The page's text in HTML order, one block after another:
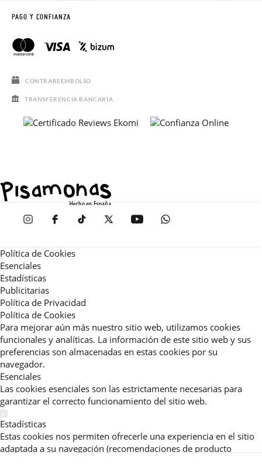
PAGO Y CONFIANZA
CONTRAREEMBOLSO
TRANSFERENCIA BANCARIA
Política de Cookies
Esenciales
Estadísticas
Publicitarias
Política de Privacidad
Política de Cookies
Para mejorar aún más nuestro sitio web, utilizamos cookies
funcionales y analíticas. La información de este sitio web y sus
preferencias son almacenadas en estas cookies por su
navegador.
Esenciales
Las cookies esenciales son las estrictamente necesarias para
garantizar el correcto funcionamiento del sitio web.
Estadísticas
Estas cookies nos permiten ofrecerle una experiencia en el sitio
adaptada a su navegación (recomendaciones de producto